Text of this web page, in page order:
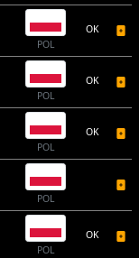
POL
OK
POL
OK
POL
OK
POL
POL
OK